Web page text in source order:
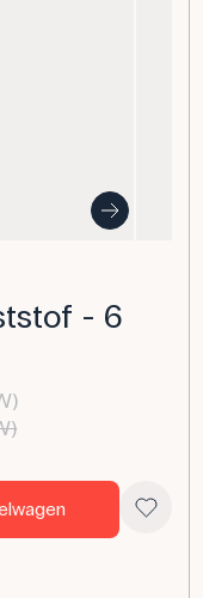
- 6